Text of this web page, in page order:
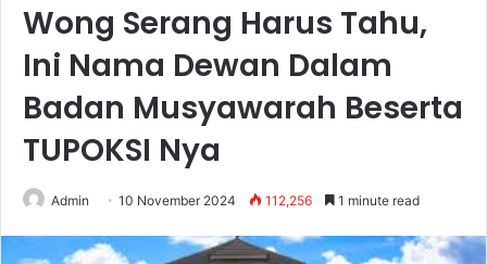
Wong Serang Harus Tahu,
Ini Nama Dewan Dalam
Badan Musyawarah Beserta
TUPOKSI Nya
Admin 10 November 2024 112,256 1 minute read